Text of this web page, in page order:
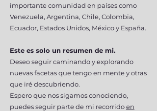
importante comunidad en países como
Venezuela, Argentina, Chile, Colombia,
Ecuador, Estados Unidos, México y España.
Este es solo un resumen de mi.
Deseo seguir caminando y explorando
nuevas facetas que tengo en mente y otras
que iré descubriendo.
Espero que nos sigamos conociendo,
puedes seguir parte de mi recorridoen